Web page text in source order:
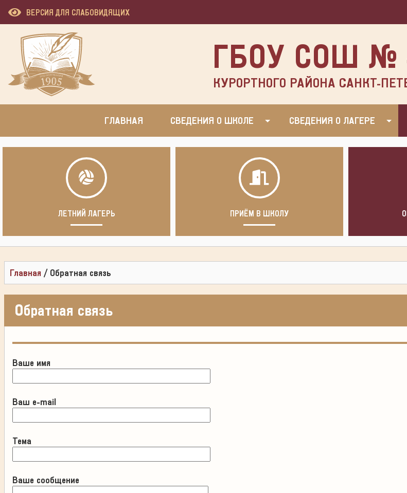
ВЕРСИЯ ДЛЯ СЛАБОВИДЯЩИХ
ГБОУ СОШ №
КУРОРТНОГО РАЙОНА САНКТ-
ГЛАВНАЯ СВЕДЕНИЯ О ШКОЛЕ СВЕДЕНИЯ О ЛАГЕРЕ
ЛЕТНИЙ ЛАГЕРЬ ПРИЁМ В ШКОЛУ
Главная / Обратная связь
Обратная связь
Ваше имя
Ваш e-mail
Тема
Ваше сообщение